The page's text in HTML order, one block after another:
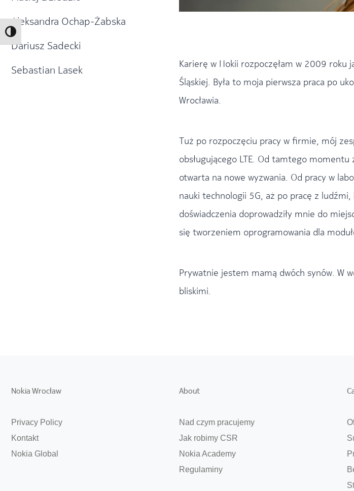
Toggle High Contrast
Aleksandra Ochap-Żabska
Dariusz Sadecki
Sebastian Lasek
Karierę w Nokii rozpoczęłam w 2009 roku
Śląskiej. Była to moja pierwsza praca po
Wrocławia.
Tuż po rozpoczęciu pracy w firmie, mój
obsługującego LTE. Od tamtego
otwarta na nowe wyzwania. Od pracy w
nauki technologii 5G, aż po pracę z
doświadczenia doprowadziły mnie do
się tworzeniem oprogramowania dla
Prywatnie jestem mamą dwóch synów. W
bliskimi.
Nokia Wrocław
Privacy Policy
Kontakt
Nokia Global
About
Nad czym pracujemy
Jak robimy CSR
Nokia Academy
Regulaminy